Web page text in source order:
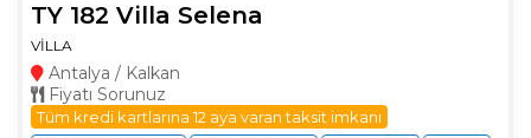
TY 182 Villa Selena
VİLLA
Antalya / Kalkan
Fiyatı Sorunuz
Tüm kredi kartlarına 12 aya varan taksit imkanı